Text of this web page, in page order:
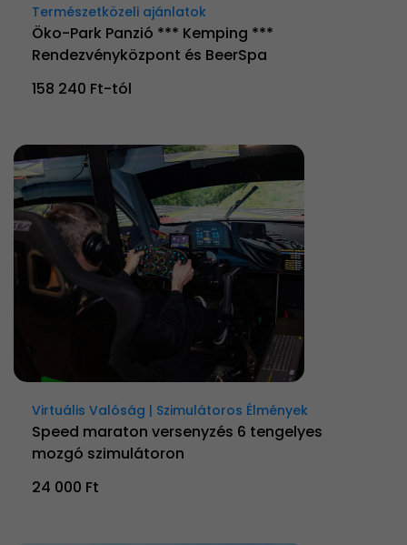
Természetközeli ajánlatok
Öko-Park Panzió *** Kemping ***
Rendezvényközpont és BeerSpa
158 240 Ft-tól
Virtuális Valóság | Szimulátoros Élmények
Speed maraton versenyzés 6 tengelyes
mozgó szimulátoron
24 000 Ft